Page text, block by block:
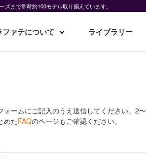
まで常時約100モデル取り揃えています。
ファテについて ライブラリー
ームにご記入のうえ送信してください。2
めたFAQのページもご確認ください。